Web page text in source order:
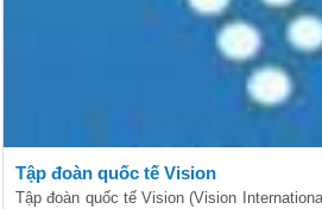
Tập đoàn quốc tế Vision
Tập đoàn quốc tế Vision (Vision